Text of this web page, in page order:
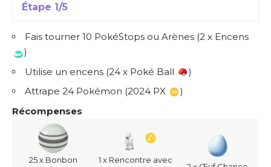
Étape 1/5
Fais tourner 10 PokéStops ou Arènes (2 x Encens
)
Utilise un encens (24 x Poké Ball
)
Attrape 24 Pokémon (2024 PX
)
Récompenses
25 x Bonbon
1 x Rencontre avec